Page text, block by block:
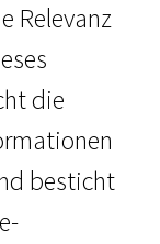
Relevanz
die
besticht